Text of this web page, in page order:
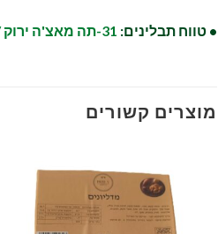
• טווח תבלינים:
מוצרים קשורים